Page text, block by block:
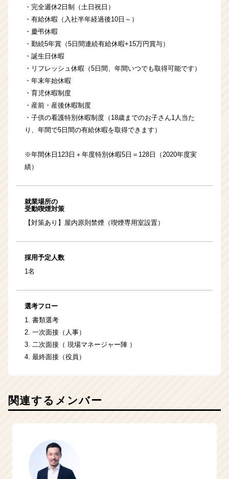
・完全週休2日制（土日祝日）
・有給休暇（入社半年経過後10日～）
・慶弔休暇
・勤続5年賞（5日間連続有給休暇+15万円賞与）
・誕生日休暇
・リフレッシュ休暇（5日間、年間いつでも取得可能です）
・年末年始休暇
・育児休暇制度
・産前・産後休暇制度
・子供の看護特別休暇制度（18歳までのお子さん1人当た
り、年間で5日間の有給休暇を取得できます）
※年間休⽇123⽇＋年度特別休暇5⽇＝128⽇（2020年度実
績）
就業場所の
受動喫煙対策
【対策あり】屋内原則禁煙（喫煙専用室設置）
採用予定人数
1名
選考フロー
1. 書類選考
2. 一次面接（人事）
3. 二次面接（ 現場マネージャー陣 ）
4. 最終面接（役員）
関連するメンバー